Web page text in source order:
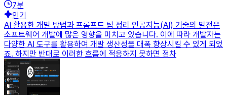
7분
인기
AI 활용한 개발 방법과 프롬프트 팁 정리 인공지능(AI) 기술의 발전은
소프트웨어 개발에 많은 영향을 미치고 있습니다. 이에 따라 개발자는
다양한 AI 도구를 활용하여 개발 생산성을 대폭 향상시킬 수 있게 되었
죠. 하지만 반대로 이러한 흐름에 적응하지 못하면 점차